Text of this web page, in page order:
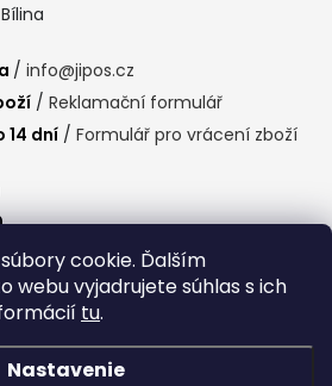
cookie. Ďalším
webu vyjadrujete súhlas s ich
tu.
Nastavenie
/ info@jipos.cz
/ Reklamační formulář
14 dní / Formulář pro vrácení zboží
/11:00 - 11:30